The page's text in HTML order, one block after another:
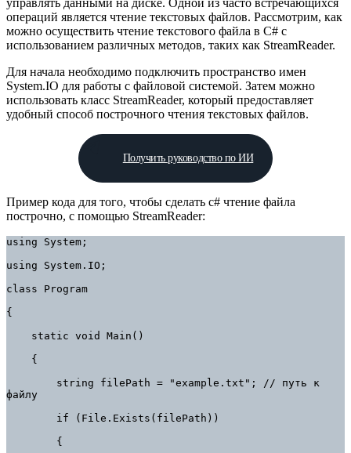
управлять данными на диске. Одной из часто встречающихся
операций является чтение текстовых файлов. Рассмотрим, как
можно осуществить чтение текстового файла в C# с
использованием различных методов, таких как StreamReader.
Для начала необходимо подключить пространство имен
System.IO для работы с файловой системой. Затем можно
использовать класс StreamReader, который предоставляет
удобный способ построчного чтения текстовых файлов.
Получить руководство по ИИ
Пример кода для того, чтобы сделать c# чтение файла
построчно, с помощью StreamReader:
using System;
using System.IO;
class Program
{
static void Main()
{
string filePath = "example.txt"; // путь к
файлу
if (File.Exists(filePath))
{